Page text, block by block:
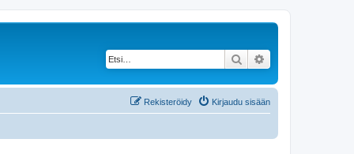
Etsi
Kirjaudu sisään
Rekisteröidy